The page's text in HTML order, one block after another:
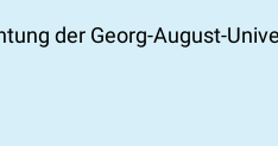
der Georg-August-